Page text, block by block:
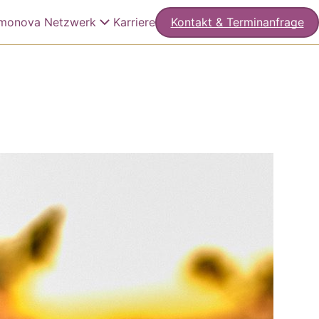
Netzwerk Karriere Kontakt & Terminanfrage